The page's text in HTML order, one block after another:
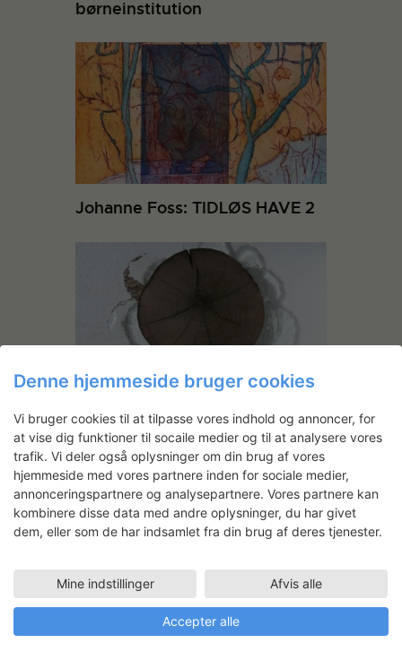
børneinstitution
Johanne Foss: TIDLØS HAVE 2
glasobjekter
Faciliteter
TEKSTILVÆRKSTED
Denne hjemmeside bruger cookies
Vi bruger cookies til at tilpasse vores indhold og annoncer, for
at vise dig funktioner til socaile medier og til at analysere vores
trafik. Vi deler også oplysninger om din brug af vores
hjemmeside med vores partnere inden for sociale medier,
annonceringspartnere og analysepartnere. Vores partnere kan
kombinere disse data med andre oplysninger, du har givet
dem, eller som de har indsamlet fra din brug af deres tjenester.
Mine indstillinger Afvis alle
Accepter alle